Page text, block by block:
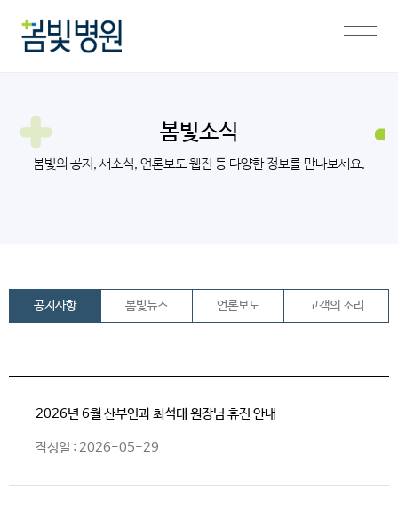
봄빛소식
봄빛의 공지, 새소식, 언론보도 웹진 등 다양한 정보를 만나보세요.
공지사항 봄빛뉴스 언론보도 고객의 소리
2026년 6월 산부인과 최석태 원장님 휴진 안내
작성일 : 2026-05-29